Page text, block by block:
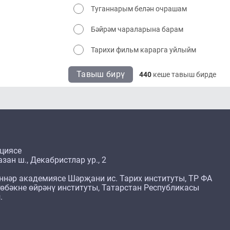
Туганнарым белән очрашам
Бәйрәм чараларына барам
Тарихи фильм карарга уйлыйм
Тавыш бирү 440 кеше тавыш бирде
ш., Декабристлар ур., 2
академиясе Шәрҗани ис. Тарих институты, ТР ФА
өйрәнү институты, Татарстан Республикасы